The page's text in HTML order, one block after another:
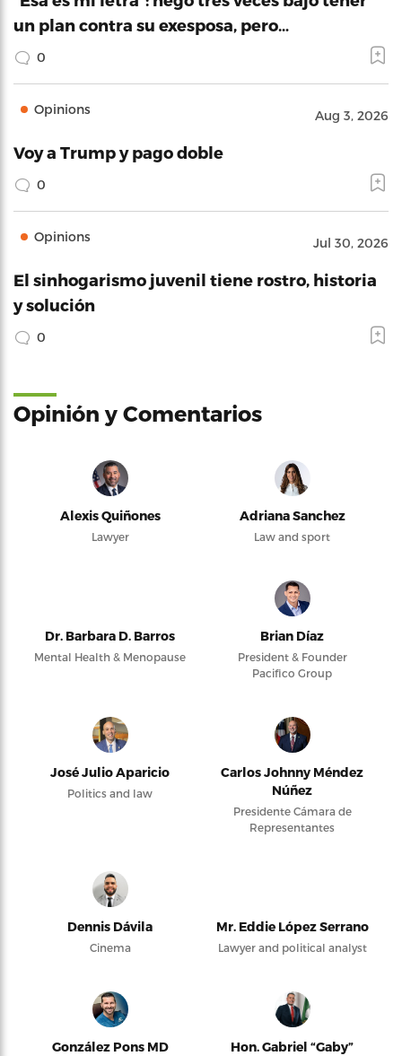
un plan contra su exesposa, pero…
0
Opinions Aug 3, 2026
Voy a Trump y pago doble
0
Opinions Jul 30, 2026
El sinhogarismo juvenil tiene rostro, historia
y solución
0
Opinión y Comentarios
Alexis Quiñones
Lawyer
Adriana Sanchez
Law and sport
Dr. Barbara D. Barros
Mental Health & Menopause
Brian Díaz
President & Founder
Pacifico Group
José Julio Aparicio
Politics and law
Carlos Johnny Méndez
Núñez
Presidente Cámara de
Representantes
Dennis Dávila
Cinema
Mr. Eddie López Serrano
Lawyer and political analyst
González Pons MD
Hon. Gabriel “Gaby”